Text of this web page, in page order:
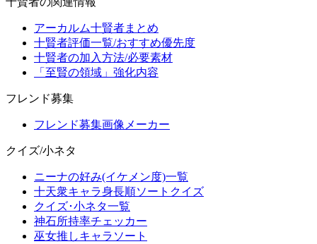
アーカルム十賢者まとめ
十賢者評価一覧/おすすめ優先度
十賢者の加入方法/必要素材
「至賢の領域」強化内容
フレンド募集
フレンド募集画像メーカー
クイズ/小ネタ
ニーナの好み(イケメン度)一覧
十天衆キャラ身長順ソートクイズ
クイズ･小ネタ一覧
神石所持率チェッカー
巫女推しキャラソート